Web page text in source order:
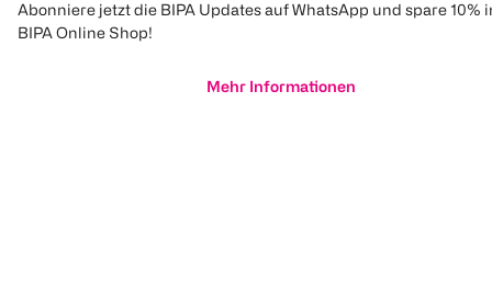
Abonniere jetzt die BIPA Updates auf WhatsApp und spare 10%
BIPA Online Shop!
Mehr Informationen